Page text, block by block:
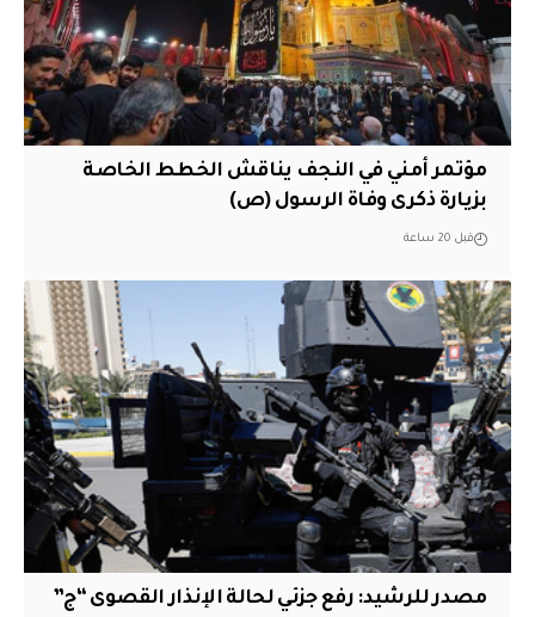
مؤتمر أمني في النجف يناقش الخطط الخاصة
بزيارة ذكرى وفاة الرسول (ص)
قبل 20 ساعة
مصدر للرشيد: رفع جزئي لحالة الإنذار القصوى “ج”